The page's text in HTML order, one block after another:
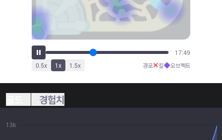
19:45
0.5x 1x 1.5x 경로✕킬◆오브젝트
경험치
13k